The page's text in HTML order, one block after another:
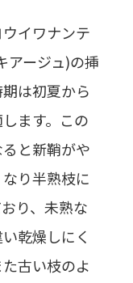
イワナンテ
アージュ)の挿
期は初夏から
ます。この
と新鞘がや
り半熟枝に
り、未熟な
乾燥しにく
古い枝のよ